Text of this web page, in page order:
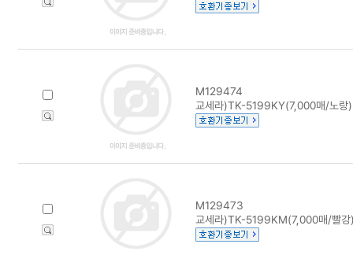
M129474
교세라)TK-5199KY(7,000매/노랑)
M129473
교세라)TK-5199KM(7,000매/빨강